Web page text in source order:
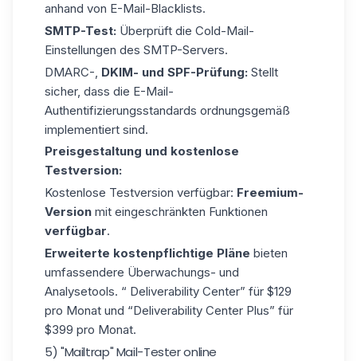
anhand von E-Mail-Blacklists.
SMTP-Test: Überprüft die Cold-Mail-
Einstellungen des SMTP-Servers.
DMARC-, DKIM- und SPF-Prüfung: Stellt
sicher, dass die E-Mail-
Authentifizierungsstandards ordnungsgemäß
implementiert sind.
Preisgestaltung und kostenlose
Testversion:
Kostenlose Testversion verfügbar: Freemium-
Version mit eingeschränkten Funktionen
verfügbar.
Erweiterte kostenpflichtige Pläne bieten
umfassendere Überwachungs- und
Analysetools. “ Deliverability Center” für $129
pro Monat und “Deliverability Center Plus” für
$399 pro Monat.
5) "Mailtrap" Mail-Tester online